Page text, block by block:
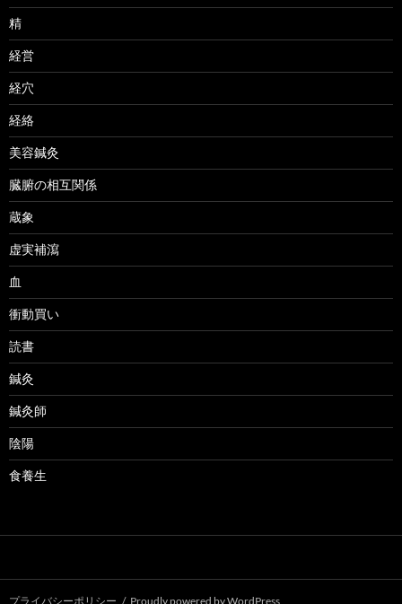
精
経営
経穴
経絡
美容鍼灸
臓腑の相互関係
蔵象
虚実補瀉
血
衝動買い
読書
鍼灸
鍼灸師
陰陽
食養生
プライバシーポリシー Proudly powered by WordPress